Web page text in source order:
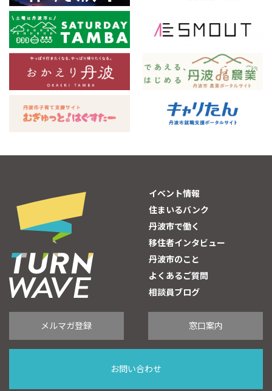
イベント情報
住まいるバンク
丹波市で働く
移住者インタビュー
丹波市のこと
よくあるご質問
相談員ブログ
メルマガ登録 窓口案内
お問い合わせ